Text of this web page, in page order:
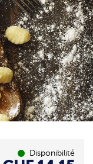
Disponibilité